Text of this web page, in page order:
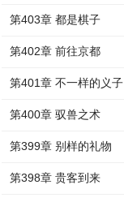
第403章 都是棋子
第402章 前往京都
第401章 不一样的义子
第400章 驭兽之术
第399章 别样的礼物
第398章 贵客到来